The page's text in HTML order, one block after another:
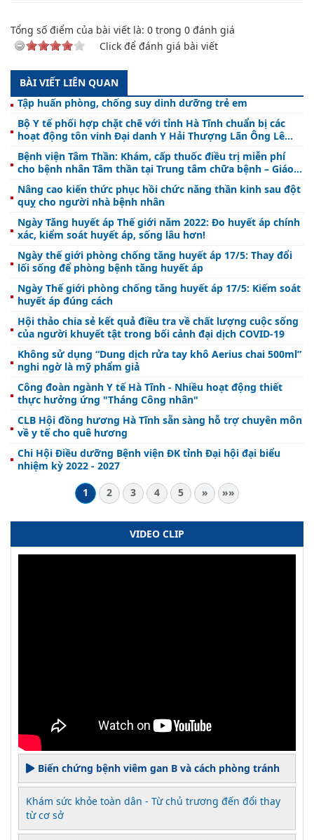
Tổng số điểm của bài viết là: 0 trong 0 đánh giá
Click để đánh giá bài viết
BÀI VIẾT LIÊN QUAN
Tập huấn phòng, chống suy dinh dưỡng trẻ em
Bộ Y tế phối hợp chặt chẽ với tỉnh Hà Tĩnh chuẩn bị các
hoạt động tôn vinh Đại danh Y Hải Thượng Lãn Ông Lê
Hữu Trác
Bệnh viện Tâm Thần: Khám, cấp thuốc điều trị miễn phí
cho bệnh nhân Tâm thần tại Trung tâm chữa bệnh – Giáo
dục lao động xã hội
Nâng cao kiến thức phục hồi chức năng thần kinh sau đột
quỵ cho người nhà bệnh nhân
Ngày Tăng huyết áp Thế giới năm 2022: Đo huyết áp chính
xác, kiểm soát huyết áp, sống lâu hơn!
Ngày thế giới phòng chống tăng huyết áp 17/5: Thay đổi
lối sống để phòng bệnh tăng huyết áp
Ngày Thế giới phòng chống tăng huyết áp 17/5: Kiếm soát
huyết áp đúng cách
Hội thảo chia sẻ kết quả điều tra về chất lượng cuộc sống
của người khuyết tật trong bối cảnh đại dịch COVID-19
Không sử dụng “Dung dịch rửa tay khô Aerius chai 500ml”
nghi ngờ là mỹ phẩm giả
Công đoàn ngành Y tế Hà Tĩnh - Nhiều hoạt động thiết
thực hưởng ứng "Tháng Công nhân"
CLB Hội đồng hương Hà Tĩnh sẵn sàng hỗ trợ chuyên môn
về y tế cho quê hương
Chi Hội Điều dưỡng Bệnh viện ĐK tỉnh Đại hội đại biểu
nhiệm kỳ 2022 - 2027
1
2 3 4 5 » »»
VIDEO CLIP
Biến chứng bệnh viêm gan B và cách phòng tránh
Khám sức khỏe toàn dân - Từ chủ trương đến đổi thay
từ cơ sở